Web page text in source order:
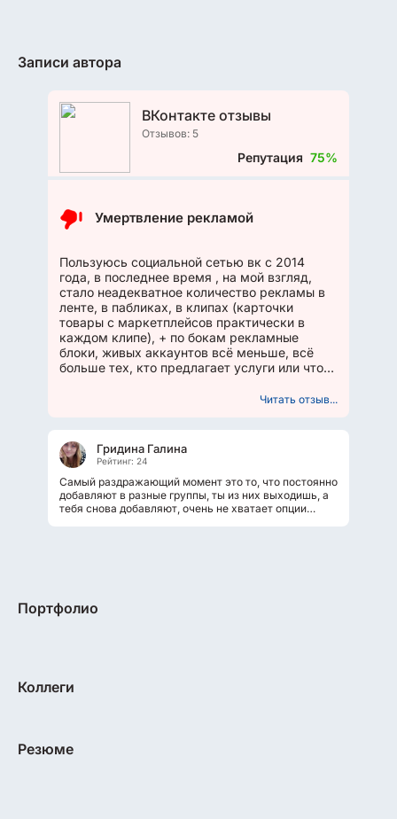
Записи автора
ВКонтакте отзывы
Отзывов: 5
Репутация 75%
Умертвление рекламой
Пользуюсь социальной сетью вк с 2014
года, в последнее время , на мой взгляд,
стало неадекватное количество рекламы в
ленте, в пабликах, в клипах (карточки
товары с маркетплейсов практически в
каждом клипе), + по бокам рекламные
блоки, живых аккаунтов всё меньше, всё
больше тех, кто предлагает услуги или что-
Читать отзыв...
Гридина Галина
Рейтинг: 24
Самый раздражающий момент это то, что постоянно
добавляют в разные группы, ты из них выходишь, а
тебя снова добавляют, очень не хватает опции
Портфолио
Коллеги
Резюме